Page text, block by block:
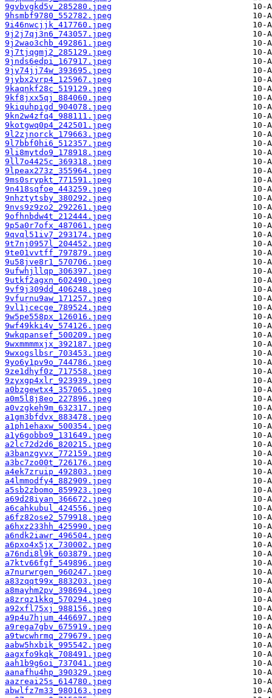
9gvbvgkd5v_285280.jpeg
9hsmbf9780_552782.jpeg
9i46nwcjjk_417760.jpeg
9j2j7qj3n6_743057.jpeg
9j2wao3chb_492861.jpeg
9j7tjqgmj2_285129.jpeg
9jnds6edpi_167917.jpeg
9jy74jj74w_393695.jpeg
9jybx2vrp4_125967.jpeg
9kaqnkf28c_519129.jpeg
9kf8jxx5qj_884060.jpeg
9kiquhpigd_904078.jpeg
9kn2w4zfq4_988111.jpeg
9kotgwq0p4_242501.jpeg
9l2zjnorck_179663.jpeg
9l7bbf0hi6_512357.jpeg
9li8mytdo9_178918.jpeg
9ll7o4425c_369318.jpeg
9lpeax273z_355964.jpeg
9ms0srypkt_771591.jpeg
9n418sqfoe_443259.jpeg
9nhztytsby_380292.jpeg
9nvs9z9zo2_292261.jpeg
9ofhnbdw4t_212444.jpeg
9p5a0r7ofx_487061.jpeg
9qvql51iv7_293174.jpeg
9t7nj0957l_204452.jpeg
9te01vvtff_797879.jpeg
9u58jve8r1_570706.jpeg
9ufwhjllqp_306397.jpeg
9utkf2agxn_602490.jpeg
9vf9j309dd_406248.jpeg
9vfurnu9aw_171257.jpeg
9vl1jcecge_789524.jpeg
9w5pe558px_126016.jpeg
9wf49kki4v_574126.jpeg
9wkqpansef_500209.jpeg
9wxmmmmxjx_392187.jpeg
9wxogslbsr_703453.jpeg
9yo6y1pv9o_744786.jpeg
9ze1dhyf0z_717558.jpeg
9zyxgp4xlr_923939.jpeg
a0bzgewtx4_357065.jpeg
a0m5l8j8eo_227896.jpeg
a0vzgkeh9m_632317.jpeg
a1gm3bfdvx_883478.jpeg
a1ph1ehaxw_500354.jpeg
a1y6gobbo9_131649.jpeg
a2lc72d2d6_820215.jpeg
a3banzgyvx_772159.jpeg
a3bc7zo00t_726176.jpeg
a4ek7zruip_492803.jpeg
a4lmmodfy4_882909.jpeg
a5sb2zbomo_859923.jpeg
a69d28iyan_366672.jpeg
a6cahkubul_424556.jpeg
a6fz82ose2_579918.jpeg
a6hxz233hh_425990.jpeg
a6ndk2iawr_496504.jpeg
a6pxo4x5jx_730002.jpeg
a76ndi8l9k_603879.jpeg
a7ktv66fgf_549896.jpeg
a7nurwrgen_960247.jpeg
a83zqqt99x_883203.jpeg
a8mayhm2pv_398694.jpeg
a8zrqz1kkq_570294.jpeg
a92xfl75xj_988156.jpeg
a9p4u7hjum_446697.jpeg
a9rega7gbv_675919.jpeg
a9twcwhrmq_279679.jpeg
aabw5hxbik_995542.jpeg
aagxfo9kqk_708491.jpeg
aah1b9g6oi_737041.jpeg
aanafhu4hp_390329.jpeg
aazreai25s_614780.jpeg
abwlfz7m33_980163.jpeg